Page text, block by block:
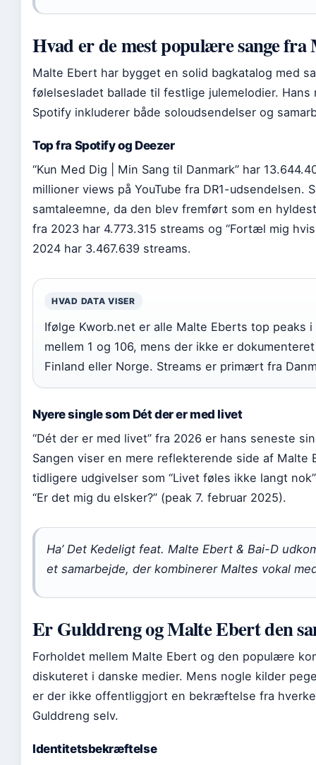
Hvad er de mest populære sange
Malte Ebert har bygget en solid bagkatalog med
følelsesladet ballade til festlige julemelodier. Hans
Spotify inkluderer både soloudsendelser og
Top fra Spotify og Deezer
“Kun Med Dig | Min Sang til Danmark” har
millioner views på YouTube fra DR1-udsendelsen.
samtaleemne, da den blev fremført som en
fra 2023 har 4.773.315 streams og “Fortæl mig
2024 har 3.467.639 streams.
HVAD DATA VISER
Ifølge Kworb.net er alle Malte Eberts top peaks
mellem 1 og 106, mens der ikke er
Finland eller Norge. Streams er primært fra
Nyere single som Dét der er med livet
“Dét der er med livet” fra 2026 er hans seneste
Sangen viser en mere reflekterende side af Malte
tidligere udgivelser som “Livet føles ikke langt
“Er det mig du elsker?” (peak 7. februar 2025).
Ha’ Det Kedeligt feat. Malte Ebert & Bai-D
et samarbejde, der kombinerer Maltes vokal
Er Gulddreng og Malte Ebert den
Forholdet mellem Malte Ebert og den populære
diskuteret i danske medier. Mens nogle kilder
er der ikke offentliggjort en bekræftelse fra
Gulddreng selv.
Identitetsbekræftelse